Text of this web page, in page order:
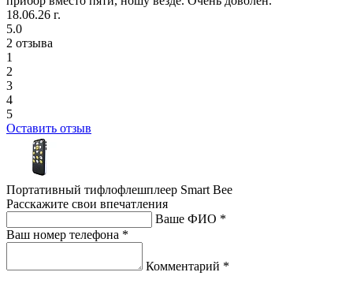
18.06.26 г.
5.0
2 отзыва
1
2
3
4
5
Оставить отзыв
Портативный тифлофлешплеер Smart Bee
Расскажите свои впечатления
Ваше ФИО *
Ваш номер телефона *
Комментарий *